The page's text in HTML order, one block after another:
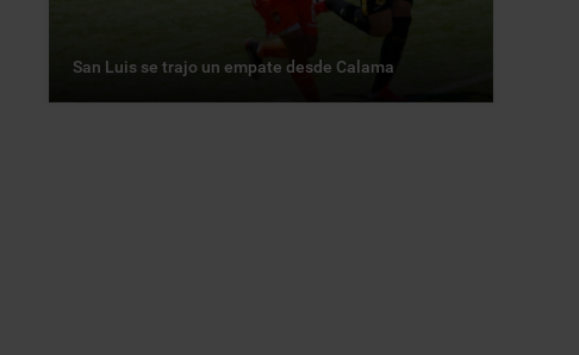
San Luis se trajo un empate desde Calama